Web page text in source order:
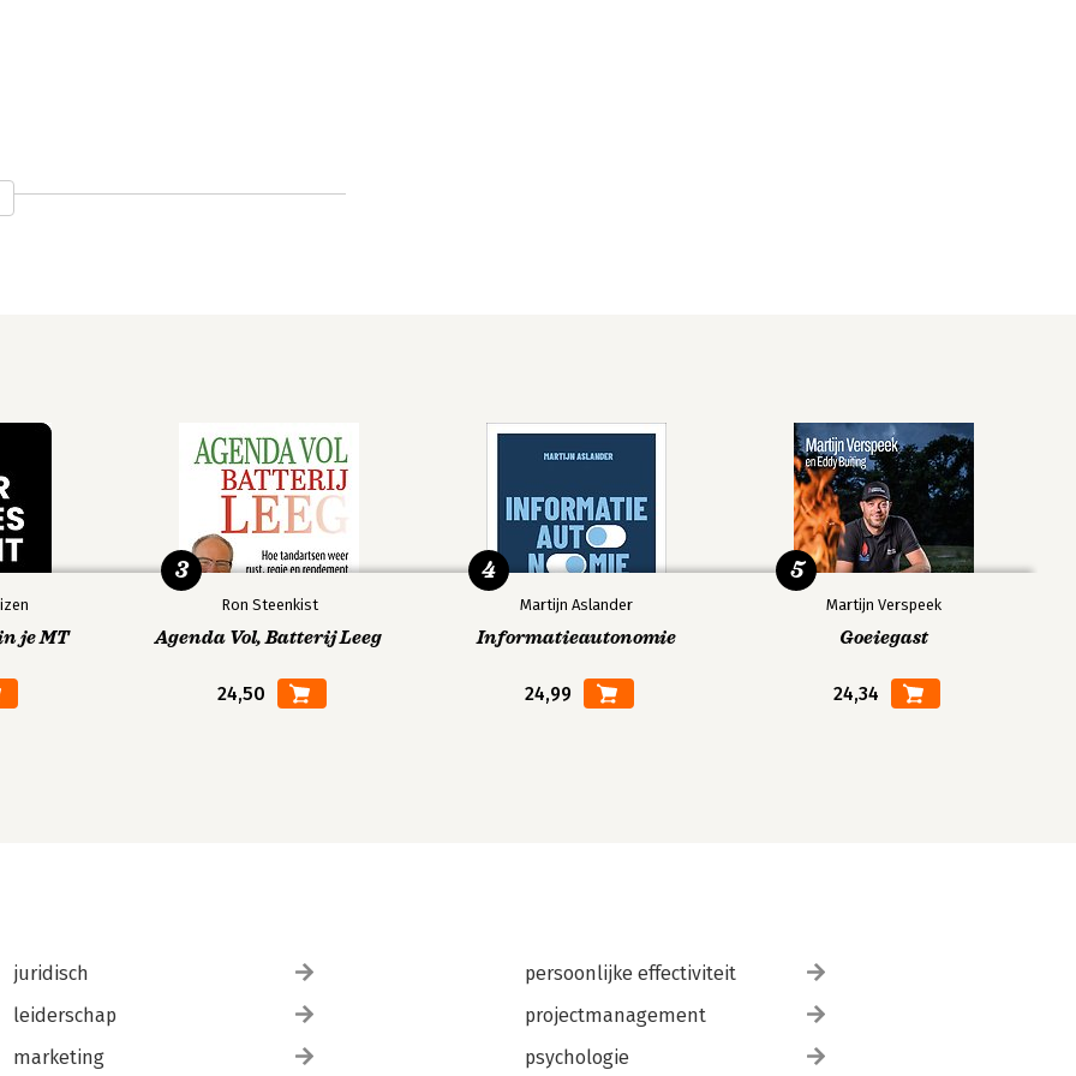
je MT
Ron Steenkist
Agenda Vol, Batterij Leeg
24,50
3
Martijn Aslander
Informatieautonomie
24,99
4
Martijn Verspeek
Goeiegast
24,34
5
juridisch
leiderschap
marketing
persoonlijke effectiviteit
projectmanagement
psychologie